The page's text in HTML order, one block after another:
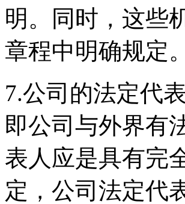
明。同时，这些
章程中明确规定。
7.公司的法定代
即公司与外界有
表人应是具有完
定，公司法定代